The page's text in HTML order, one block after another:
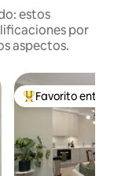
estos
por
aspectos.
De los mejores
Favorito entre